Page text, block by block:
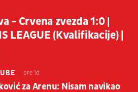
- Crvena zvezda 1:0 |
LEAGUE (Kvalifikacije) |
pre 1d
za Arenu: Nisam navikao